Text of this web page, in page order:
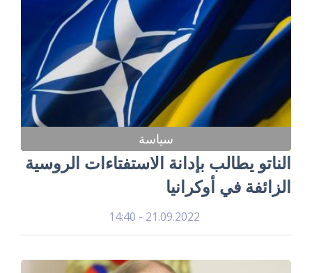
سياسة
الناتو يطالب بإدانة الاستفتاءات الروسية
الزائفة في أوكرانيا
21.09.2022 - 14:40